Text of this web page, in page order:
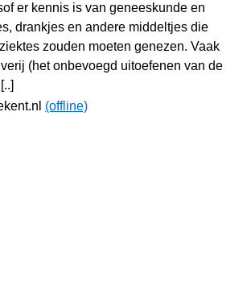
er kennis is van geneeskunde en
drankjes en andere middeltjes die
zouden moeten genezen. Vaak
(het onbevoegd uitoefenen van de
(offline)